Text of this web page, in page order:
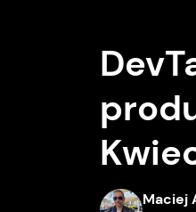
Maciej